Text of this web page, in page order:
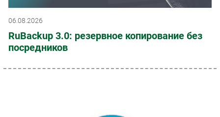
06.08.2026
RuBackup 3.0: резервное копирование без
посредников